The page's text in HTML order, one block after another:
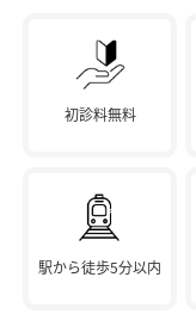
初診料無料
駅から徒歩5分以内